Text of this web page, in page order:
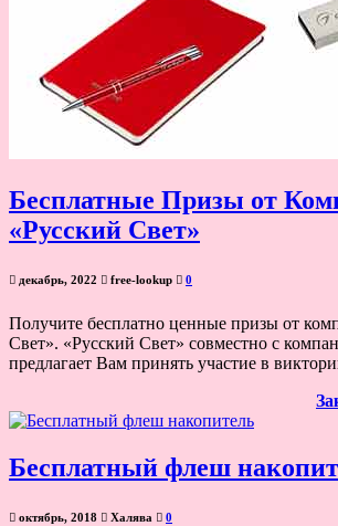
Бесплатные Призы от
«Русский Свет»
декабрь, 2022 free-lookup 0
Получите бесплатно ценные призы от
Свет». «Русский Свет» совместно с
предлагает Вам принять участие в
Бесплатный флеш
октябрь, 2018 Халява 0